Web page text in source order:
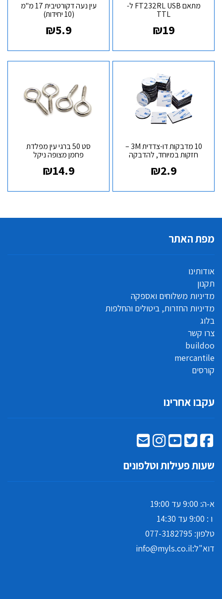
מתאם FT232RL USB ל-
TTL
₪19
עין נעה דקורטיבית 17 מ"מ
(10 יחידות)
₪5.9
10 מדבקות דו-צדדית 3M –
חזקות במיוחד, להדבקה
₪2.9
סט 50 ברגי עין מפלדת
פחמן מצופה ניקל
₪14.9
מפת האתר
אודותינו
תקנון
מדיניות משלוחים ואספקה
מדיניות החזרות, ביטולים והחלפות
בלוג
צרו קשר
buildoo
mercantile
קורסים
עקבו אחרינו
שעות פעילות וטלפונים
א-ה: 9:00 עד 19:00
ו : 9:00 עד 14:30
טלפון: 077-3182795
דוא"ל:info@myls.co.il